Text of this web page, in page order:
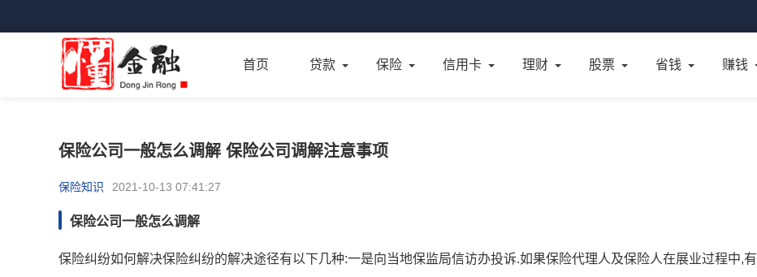
首页 贷款 保险 信用卡 理财 股票 省钱 赚钱
保险公司一般怎么调解 保险公司调解注意事项
保险知识 2021-10-13 07:41:27
保险公司一般怎么调解
保险纠纷如何解决保险纠纷的解决途径有以下几种:一是向当地保监局信访办投诉.如果保险代理人及保险人在展业过程中,有